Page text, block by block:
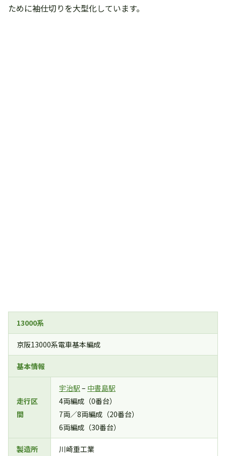
ために袖仕切りを大型化しています。
13000系
京阪13000系電車基本編成
基本情報
走行区
間
宇治駅 – 中書島駅
4両編成（0番台）
7両／8両編成（20番台）
6両編成（30番台）
製造所 川崎重工業